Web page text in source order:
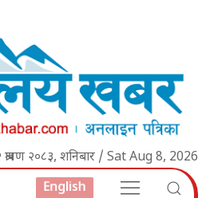
श्रावण २०८३, शनिबार / Sat Aug 8, 2026
English